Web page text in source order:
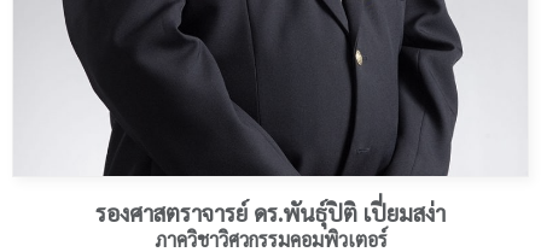
รองศาสตราจารย์ ดร.พันธุ์ปิติ เปี่ยมสง่า
ภาควิชาวิศวกรรมคอมพิวเตอร์